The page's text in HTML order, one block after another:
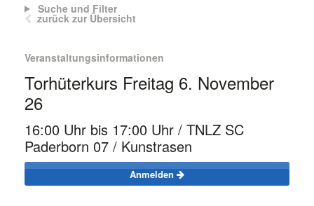
Suche und Filter
zurück zur Übersicht
Veranstaltungsinformationen
Torhüterkurs Freitag 6. November
26
16:00 Uhr bis 17:00 Uhr / TNLZ SC
Paderborn 07 / Kunstrasen
Anmelden